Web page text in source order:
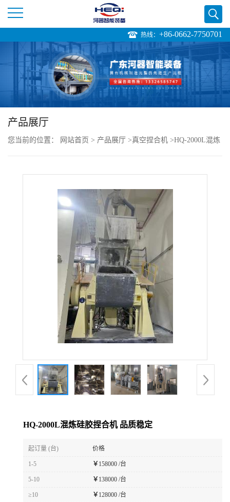
司
首
页
公
厅
热线： +86-0662-7750701
产品展厅
您当前的位置： 网站首页 > 产品展厅 >真空捏合机 >HQ-2000L混炼
HQ-2000L混炼硅胶捏合机 品质稳定
起订量 (台) 价格
1-5 ￥ 158000 /台
5-10 ￥ 138000 /台
≥10 ￥ 128000 /台